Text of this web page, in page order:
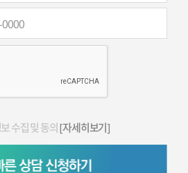
수집 및 동의[자세히보기]